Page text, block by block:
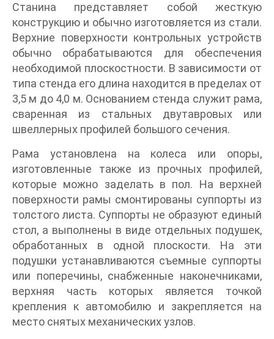
Станина представляет собой жесткую
конструкцию и обычно изготовляется из стали.
Верхние поверхности контрольных устройств
обычно обрабатываются для обеспечения
необходимой плоскостности. В зависимости от
типа стенда его длина находится в пределах от
3,5 м до 4,0 м. Основанием стенда служит рама,
сваренная из стальных двутавровых или
швеллерных профилей большого сечения.
Рама установлена на колеса или опоры,
изготовленные также из прочных профилей,
которые можно заделать в пол. На верхней
поверхности рамы смонтированы суппорты из
толстого листа. Суппорты не образуют единый
стол, а выполнены в виде отдельных подушек,
обработанных в одной плоскости. На эти
подушки устанавливаются съемные суппорты
или поперечины, снабженные наконечниками,
верхняя часть которых является точкой
крепления к автомобилю и закрепляется на
место снятых механических узлов.